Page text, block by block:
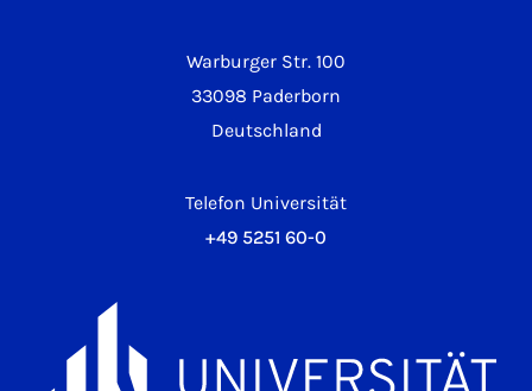
Warburger Str. 100
33098 Paderborn
Deutschland
Telefon Universität
+49 5251 60-0